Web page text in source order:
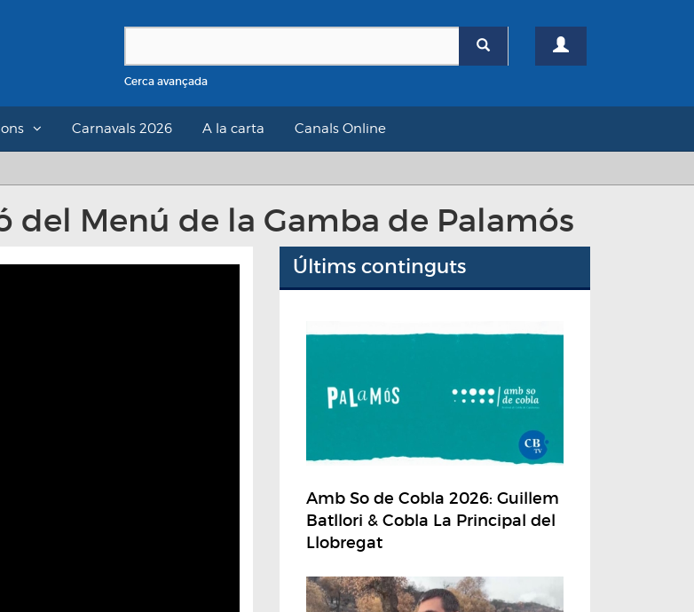
Cerca avançada
Carnavals 2026 A la carta Canals Online
del Menú de la Gamba de Palamós
Últims continguts
Amb So de Cobla 2026: Guillem
Batllori & Cobla La Principal del
Llobregat